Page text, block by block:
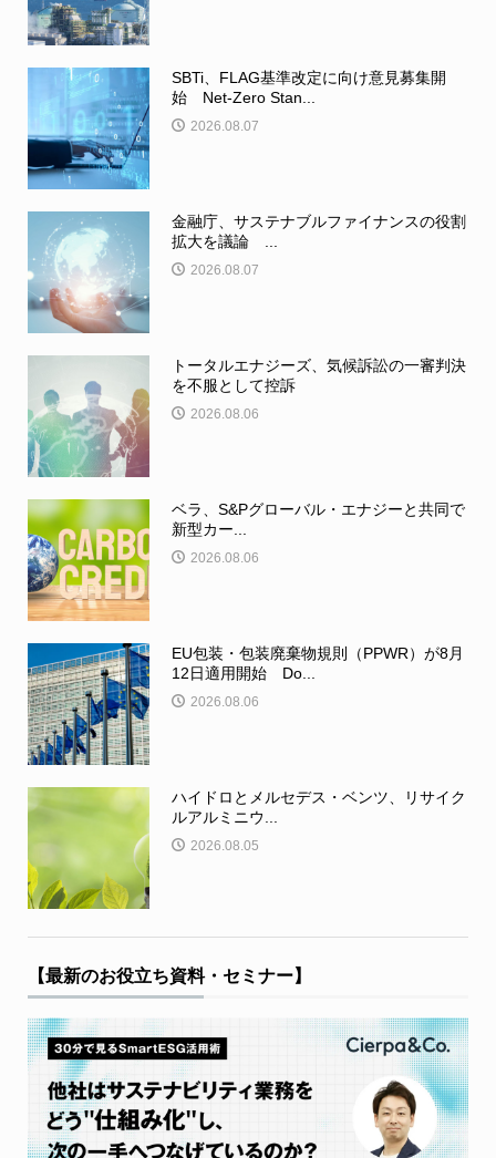
SBTi、FLAG基準改定に向け意見募集開
始 Net-Zero Stan...
2026.08.07
金融庁、サステナブルファイナンスの役割
拡大を議論 ...
2026.08.07
トータルエナジーズ、気候訴訟の一審判決
を不服として控訴
2026.08.06
ベラ、S&Pグローバル・エナジーと共同で
新型カー...
2026.08.06
EU包装・包装廃棄物規則（PPWR）が8月
12日適用開始 Do...
2026.08.06
ハイドロとメルセデス・ベンツ、リサイク
ルアルミニウ...
2026.08.05
【最新のお役立ち資料・セミナー】